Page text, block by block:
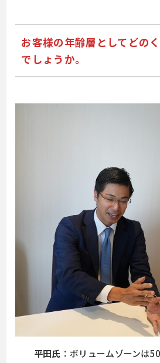
お客様の年齢層としてどの
でしょうか。
平田氏 ：ボリュームゾーンは